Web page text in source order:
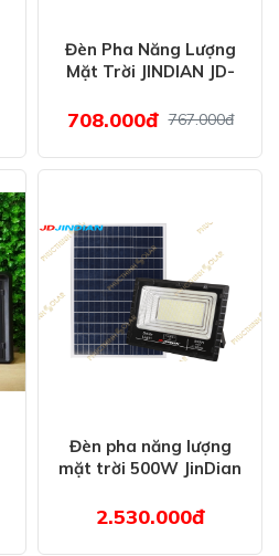
Đèn Pha Năng Lượng
Mặt Trời JINDIAN JD-
708.000đ 767.000đ
Đèn pha năng lượng
mặt trời 500W JinDian
2.530.000đ